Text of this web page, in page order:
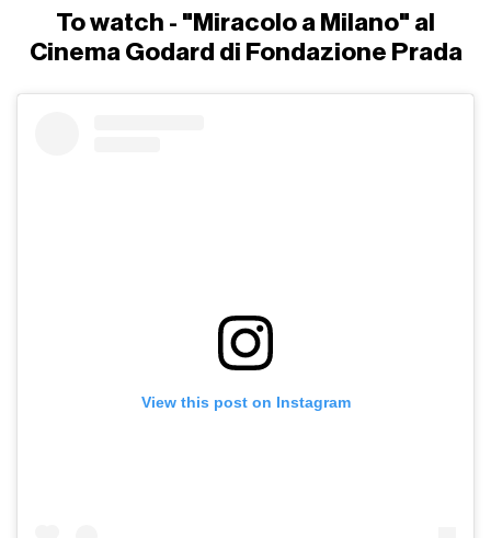
To watch - "Miracolo a Milano" al
Cinema Godard di Fondazione Prada
View this post on Instagram